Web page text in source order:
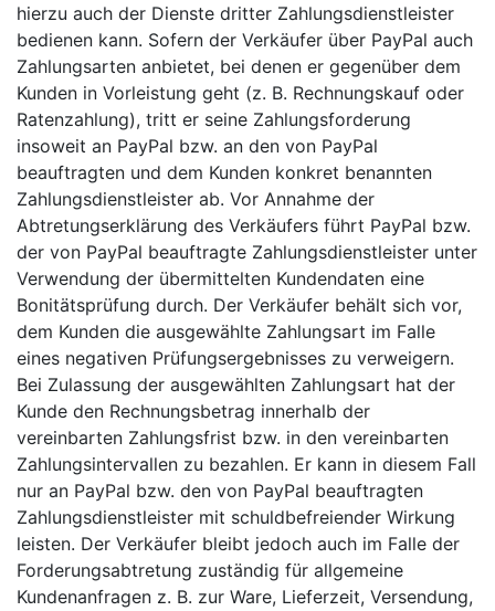
hierzu auch der Dienste dritter Zahlungsdienstleister
bedienen kann. Sofern der Verkäufer über PayPal auch
Zahlungsarten anbietet, bei denen er gegenüber dem
Kunden in Vorleistung geht (z. B. Rechnungskauf oder
Ratenzahlung), tritt er seine Zahlungsforderung
insoweit an PayPal bzw. an den von PayPal
beauftragten und dem Kunden konkret benannten
Zahlungsdienstleister ab. Vor Annahme der
Abtretungserklärung des Verkäufers führt PayPal bzw.
der von PayPal beauftragte Zahlungsdienstleister unter
Verwendung der übermittelten Kundendaten eine
Bonitätsprüfung durch. Der Verkäufer behält sich vor,
dem Kunden die ausgewählte Zahlungsart im Falle
eines negativen Prüfungsergebnisses zu verweigern.
Bei Zulassung der ausgewählten Zahlungsart hat der
Kunde den Rechnungsbetrag innerhalb der
vereinbarten Zahlungsfrist bzw. in den vereinbarten
Zahlungsintervallen zu bezahlen. Er kann in diesem Fall
nur an PayPal bzw. den von PayPal beauftragten
Zahlungsdienstleister mit schuldbefreiender Wirkung
leisten. Der Verkäufer bleibt jedoch auch im Falle der
Forderungsabtretung zuständig für allgemeine
Kundenanfragen z. B. zur Ware, Lieferzeit, Versendung,